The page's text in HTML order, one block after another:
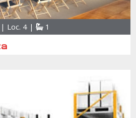
| Loc. 4 | 1